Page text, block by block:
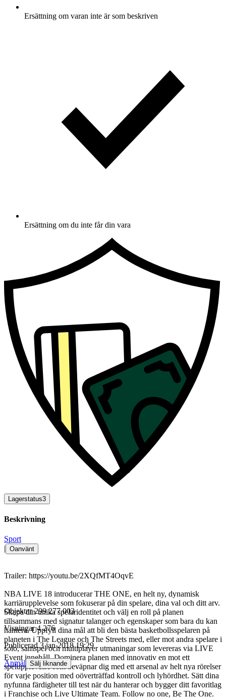
Ersättning om varan inte är som beskriven
Ersättning om du inte får din vara
Lagerstatus3
Beskrivning
Sport
| Oanvänt
Trailer: https://youtu.be/2XQfMT4OqvE
NBA LIVE 18 introducerar THE ONE, en helt ny, dynamisk
karriärupplevelse som fokuserar på din spelare, dina val och ditt arv.
Skapa din unika spelaridentitet och välj en roll på planen
tillsammans med signatur talanger och egenskaper som bara du kan
hantera. Uppfyll dina mål att bli den bästa basketbollsspelaren på
planeten i The League och The Streets med, eller mot andra spelare i
solo, samspel och multiplayer utmaningar som levereras via LIVE
Event innehåll. Dominera planen med innovativ en mot ett
spelupplevelse som beväpnar dig med ett arsenal av helt nya rörelser
för varje position med oöverträffad kontroll och lyhördhet. Sätt dina
nyfunna färdigheter till test när du hanterar och bygger ditt favoritlag
i Franchise och Live Ultimate Team. Follow no one, Be The One.
Objektnr 299 277 003
Visningar 4 276
Publicerad 3 jan 2018 19:29
Anmäl Sälj liknande